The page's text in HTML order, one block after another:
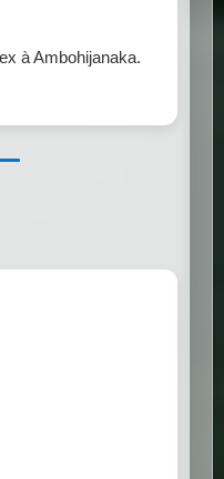
à Ambohijanaka.